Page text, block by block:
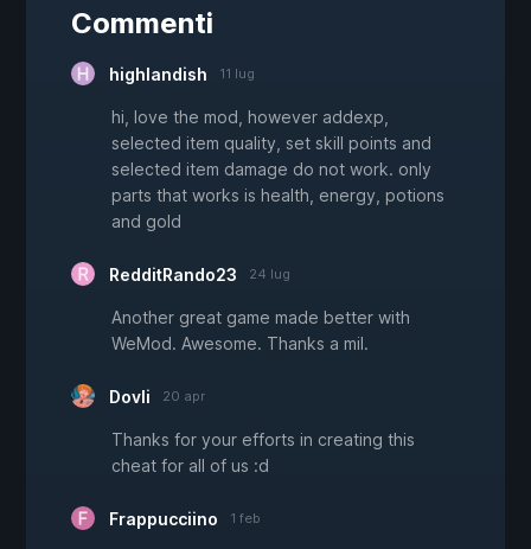
Commenti
highlandish 11 lug
hi, love the mod, however addexp,
selected item quality, set skill points and
selected item damage do not work. only
parts that works is health, energy, potions
and gold
RedditRando23 24 lug
Another great game made better with
WeMod. Awesome. Thanks a mil.
Dovli 20 apr
Thanks for your efforts in creating this
cheat for all of us :d
Frappucciino 1 feb